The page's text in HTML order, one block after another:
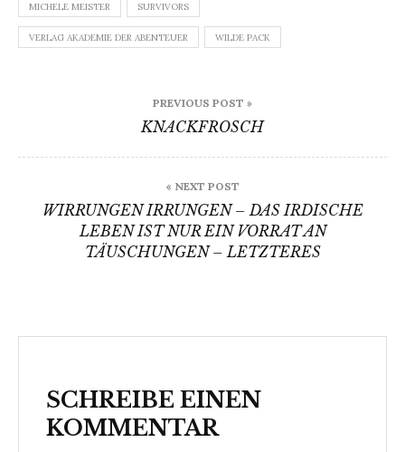
MICHELE MEISTER SURVIVORS
VERLAG AKADEMIE DER ABENTEUER WILDE PACK
PREVIOUS POST »
KNACKFROSCH
« NEXT POST
WIRRUNGEN IRRUNGEN – DAS IRDISCHE
LEBEN IST NUR EIN VORRAT AN
TÄUSCHUNGEN – LETZTERES
SCHREIBE EINEN
KOMMENTAR